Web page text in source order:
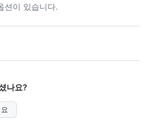
션이 있습니다.
나요?